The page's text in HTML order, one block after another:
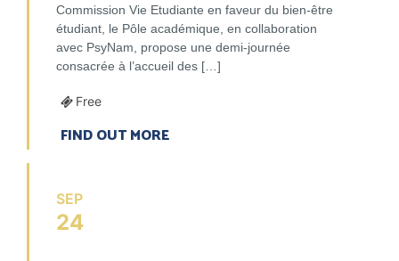
Commission Vie Etudiante en faveur du bien-être
étudiant, le Pôle académique, en collaboration
avec PsyNam, propose une demi-journée
consacrée à l’accueil des […]
Free
FIND OUT MORE
SEP
24